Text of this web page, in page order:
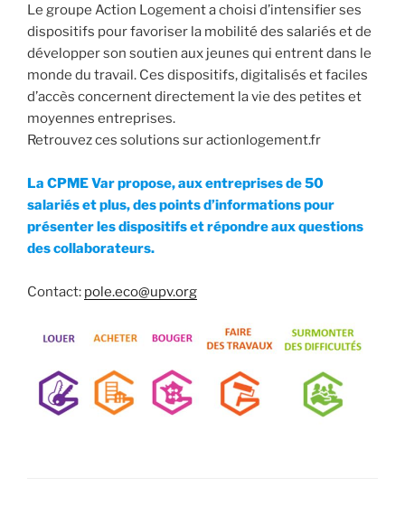
Le groupe Action Logement a choisi d’intensifier ses
dispositifs pour favoriser la mobilité des salariés et de
développer son soutien aux jeunes qui entrent dans le
monde du travail. Ces dispositifs, digitalisés et faciles
d’accès concernent directement la vie des petites et
moyennes entreprises.
Retrouvez ces solutions sur actionlogement.fr
La CPME Var propose, aux entreprises de 50
salariés et plus, des points d’informations pour
présenter les dispositifs et répondre aux questions
des collaborateurs.
Contact: pole.eco@upv.org